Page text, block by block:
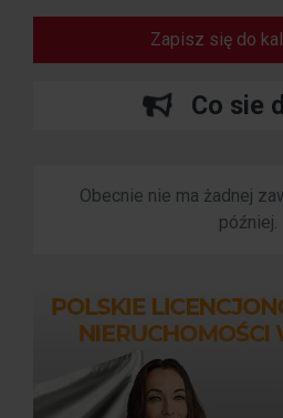
Zapisz się do
Co sie
Obecnie nie ma żadnej
później.